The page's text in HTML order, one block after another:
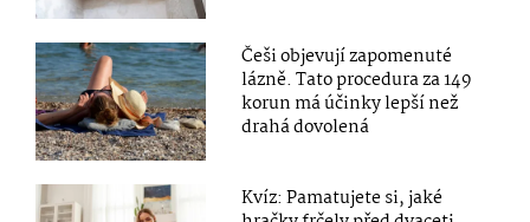
Češi objevují zapomenuté
lázně. Tato procedura za 149
korun má účinky lepší než
drahá dovolená
Kvíz: Pamatujete si, jaké